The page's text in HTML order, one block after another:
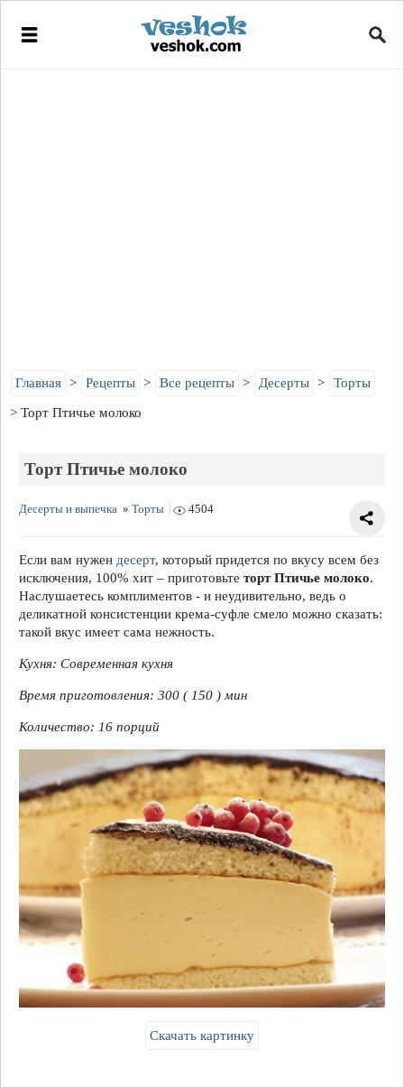
Главная Рецепты Все рецепты Десерты Торты
Торт Птичье молоко
Торт Птичье молоко
Десерты и выпечка » Торты 4504
Если вам нужен десерт, который придется по вкусу всем без
исключения, 100% хит – приготовьте торт Птичье молоко.
Наслушаетесь комплиментов - и неудивительно, ведь о
деликатной консистенции крема-суфле смело можно сказать:
такой вкус имеет сама нежность.
Кухня: Современная кухня
Время приготовления: 300 ( 150 ) мин
Количество: 16 порций
Скачать картинку